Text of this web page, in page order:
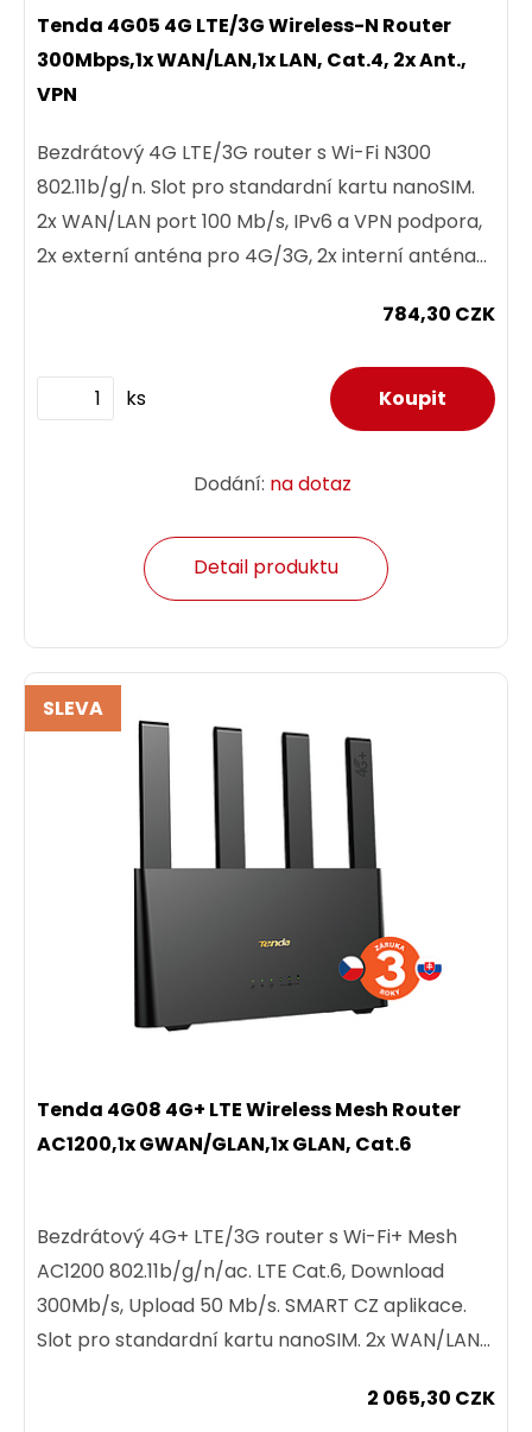
Tenda 4G05 4G LTE/3G Wireless-N Router
300Mbps,1x WAN/LAN,1x LAN, Cat.4, 2x Ant.,
VPN
Bezdrátový 4G LTE/3G router s Wi-Fi N300
802.11b/g/n. Slot pro standardní kartu nanoSIM.
2x WAN/LAN port 100 Mb/s, IPv6 a VPN podpora,
2x externí anténa pro 4G/3G, 2x interní anténa
784,30 CZK
ks
Dodání: na dotaz
Detail produktu
SLEVA
Tenda 4G08 4G+ LTE Wireless Mesh Router
AC1200,1x GWAN/GLAN,1x GLAN, Cat.6
Bezdrátový 4G+ LTE/3G router s Wi-Fi+ Mesh
AC1200 802.11b/g/n/ac. LTE Cat.6, Download
300Mb/s, Upload 50 Mb/s. SMART CZ aplikace.
Slot pro standardní kartu nanoSIM. 2x WAN/LAN
2 065,30 CZK